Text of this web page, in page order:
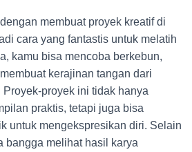
membuat proyek kreatif di
cara yang fantastis untuk melatih
kamu bisa mencoba berkebun,
kerajinan tangan dari
proyek ini tidak hanya
praktis, tetapi juga bisa
untuk mengekspresikan diri. Selain
bangga melihat hasil karya